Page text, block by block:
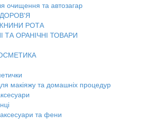
очищення та автозагар
РОТА
ТА ОРАНІЧНІ ТОВАРИ
макіяжу та домашніх процедур
та фени